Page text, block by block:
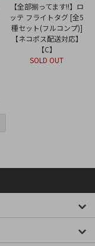
【全部揃ってます!!】ロ
ッテ フライトタグ [全5
種セット(フルコンプ)]
【ネコポス配送対応】
【C】
SOLD OUT